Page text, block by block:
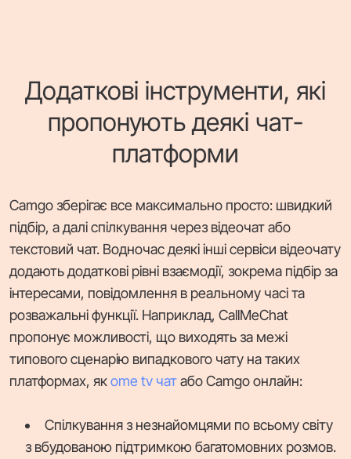
Додаткові інструменти, які
пропонують деякі чат-
платформи
Camgo зберігає все максимально просто: швидкий
підбір, а далі спілкування через відеочат або
текстовий чат. Водночас деякі інші сервіси відеочату
додають додаткові рівні взаємодії, зокрема підбір за
інтересами, повідомлення в реальному часі та
розважальні функції. Наприклад, CallMeChat
пропонує можливості, що виходять за межі
типового сценарію випадкового чату на таких
платформах, якome tv чатабо Camgo онлайн:
Спілкування з незнайомцями по всьому світу
з вбудованою підтримкою багатомовних розмов.